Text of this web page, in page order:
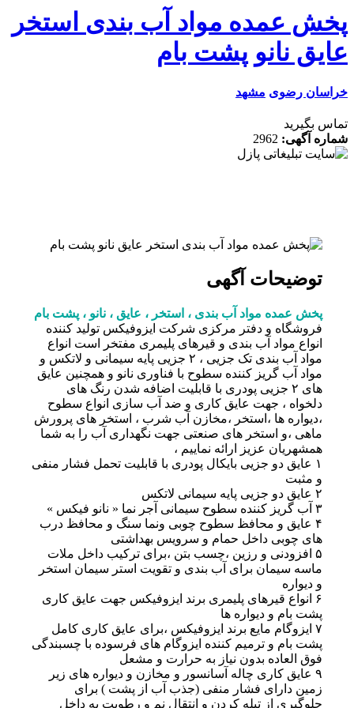
عمده مواد آب بندی استخر
نانو پشت بام
رضوی مشهد
بگیرید
آگهی:2962
توضیحات آگهی
پخش عمده مواد آب بندی ، استخر ، عایق ، نانو ، پشت بام
فروشگاه و دفتر مرکزی شرکت ایزوفیکس تولید کننده
انواع مواد آب بندی و قیرهای پلیمری مفتخر است انواع
مواد آب بندی تک جزیی ، ۲ جزیی پایه سیمانی و لاتکس و
مواد آب گریز کننده سطوح با فناوری نانو و همچنین عایق
های ۲ جزیی پودری با قابلیت اضافه شدن رنگ های
دلخواه ، جهت عایق کاری و ضد آب سازی انواع سطوح
،دیواره ها ،استخر ،مخازن آب شرب ، استخر های پرورش
ماهی ،و استخر های صنعتی جهت نگهداری آب را به شما
همشهریان عزیز ارائه نماییم ،
۱ عایق دو جزیی بایکال پودری با قابلیت تحمل فشار منفی
و مثبت
۴ عایق و محافظ سطوح چوبی ونما سنگ و محافظ درب
های چوبی داخل حمام و سرویس بهداشتی
۵ افزودنی و رزین ،چسب بتن ،برای ترکیب داخل ملات
ماسه سیمان برای آب بندی و تقویت استر سیمان استخر
و دیواره
۶ انواع قیرهای پلیمری برند ایزوفیکس جهت عایق کاری
پشت بام و دیواره ها
۷ ایزوگام مایع برند ایزوفیکس ،برای عایق کاری کامل
پشت بام و ترمیم کننده ایزوگام های فرسوده با چسبندگی
فوق العاده بدون نیاز به حرارت و مشعل
۹ عایق کاری چاله آسانسور و مخازن و دیواره های زیر
زمین دارای فشار منفی (جذب آب از پشت ) برای
جلوگیری از تپله کردن و انتقال نم و رطوبت به داخل